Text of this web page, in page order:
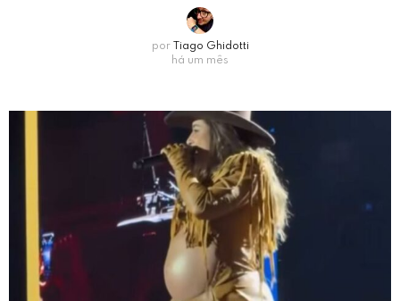
por
Tiago Ghidotti
há um mês